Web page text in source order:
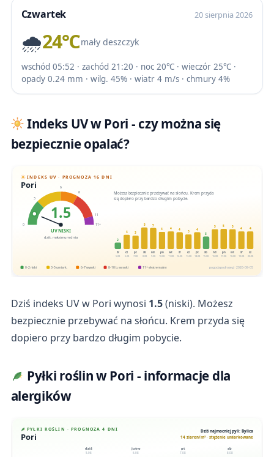
Czwartek 20 sierpnia 2026
🌧️24℃mały deszczyk
wschód 05:52 · zachód 21:20 · noc 20℃ · wieczór 25℃ ·
opady 0.24 mm · wilg. 45% · wiatr 4 m/s · chmury 4%
Indeks UV w Pori - czy można się
bezpiecznie opalać?
INDEKS UV · PROGNOZA 16 DNI
Pori
0
3
6
8
11
11+
1.5
UV NISKI
dziś, maksimum dnia
Możesz bezpiecznie przebywać na słońcu. Krem przyda
się dopiero przy bardzo długim pobycie.
2
śr
5.08
3
cz
6.08
3
pt
7.08
5
sb
8.08
5
nd
9.08
4
pn
10.08
4
wt
11.08
4
śr
12.08
3
cz
13.08
4
pt
14.08
3
sb
15.08
5
nd
16.08
5
pn
17.08
5
wt
18.08
4
śr
19.08
4
cz
20.08
0-2 niski 3-5 umiark. 6-7 wysoki 8-10 b. wysoki 11+ ekstremalny pogodapodroze.pl · 2026-08-05
Dziś indeks UV w Pori wynosi 1.5(niski). Możesz
bezpiecznie przebywać na słońcu. Krem przyda się
dopiero przy bardzo długim pobycie.
Pyłki roślin w Pori - informacje dla
alergików
PYŁKI ROŚLIN · PROGNOZA 4 DNI
Pori
Dziś najmocniej pyli: Bylica
14 ziaren/m³ · stężenie umiarkowane
dziś
5.08
jutro
6.08
pt
7.08
sb
8.08